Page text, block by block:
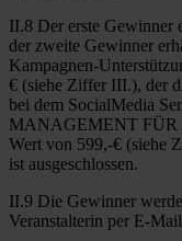
II.8 Der erste
der zweite Gewinner
Kampagnen-
€ (siehe Ziffer III.), der
bei dem SocialMedia
MANAGEMENT FÜR
Wert von 599,-€ (siehe
ist ausgeschlossen.
II.9 Die Gewinner
Veranstalterin per E-